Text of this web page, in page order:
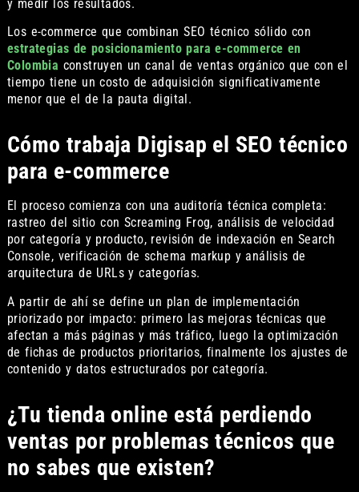
y medir los resultados.
Los e-commerce que combinan SEO técnico sólido con
estrategias de posicionamiento para e-commerce en
Colombia construyen un canal de ventas orgánico que con el
tiempo tiene un costo de adquisición significativamente
menor que el de la pauta digital.
Cómo trabaja Digisap el SEO técnico
para e-commerce
El proceso comienza con una auditoría técnica completa:
rastreo del sitio con Screaming Frog, análisis de velocidad
por categoría y producto, revisión de indexación en Search
Console, verificación de schema markup y análisis de
arquitectura de URLs y categorías.
A partir de ahí se define un plan de implementación
priorizado por impacto: primero las mejoras técnicas que
afectan a más páginas y más tráfico, luego la optimización
de fichas de productos prioritarios, finalmente los ajustes de
contenido y datos estructurados por categoría.
¿Tu tienda online está perdiendo
ventas por problemas técnicos que
no sabes que existen?